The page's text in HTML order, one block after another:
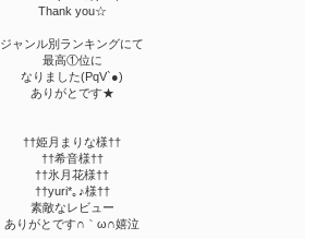
Thank you☆
ジャンル別ランキングにて
最高①位に
なりました(PqV`●)
ありがとです★
††姫月まりな様††
††希音様††
††氷月花様††
††yuri*｡♪様††
素敵なレビュー
ありがとです∩｀ω∩嬉泣